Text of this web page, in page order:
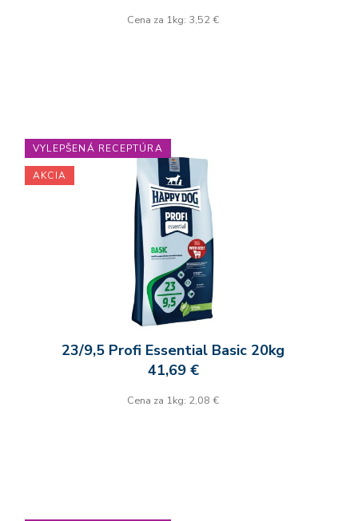
Cena za 1kg: 3,52 €
23/9,5 Profi Essential Basic 20kg
41,69 €
Cena za 1kg: 2,08 €
VYLEPŠENÁ RECEPTÚRA
AKCIA